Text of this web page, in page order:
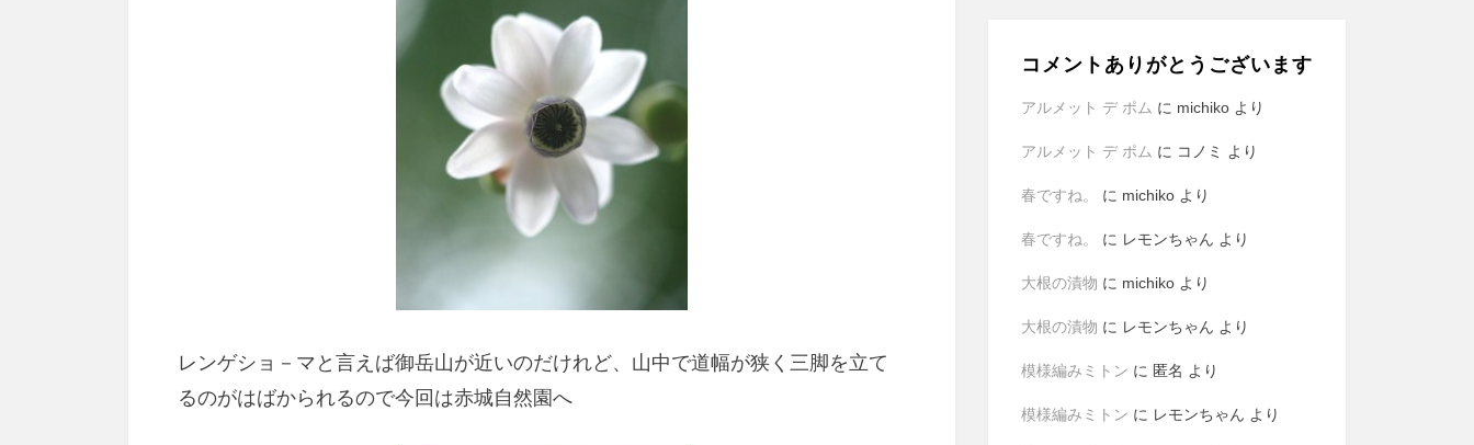
レンゲショ－マと言えば御岳山が近いのだけれど、山中で道幅が狭く三脚を立て
るのがはばかられるので今回は赤城自然園へ
コメントありがとうございます
アルメット デ ポム に michikoより
アルメット デ ポム に コノミ より
春ですね。 に michikoより
春ですね。 に レモンちゃん より
大根の漬物 に michikoより
大根の漬物 に レモンちゃん より
模様編みミトン に 匿名 より
模様編みミトン に レモンちゃん より